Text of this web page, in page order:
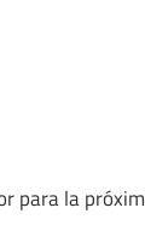
para la